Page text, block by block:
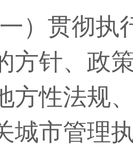
一）贯彻
方针、政
方性法规
城市管理